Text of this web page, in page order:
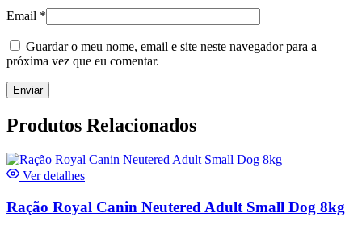
Email *
Guardar o meu nome, email e site neste navegador para a
próxima vez que eu comentar.
Produtos Relacionados
Ver detalhes
Ração Royal Canin Neutered Adult Small Dog 8kg